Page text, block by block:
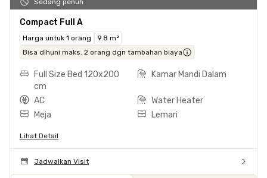
Compact Full A
Harga untuk 1 orang
9.8 m²
Bisa dihuni maks. 2 orang dgn tambahan biaya
Full Size Bed 120x200
cm
Kamar Mandi Dalam
AC
Water Heater
Meja
Lemari
Lihat Detail
Jadwalkan Visit